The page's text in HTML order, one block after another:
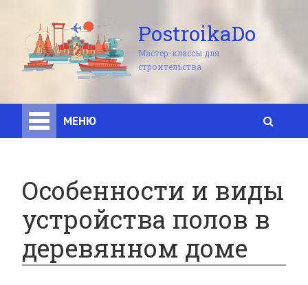
PostroikaDo
Мастер-классы для
строительства
МЕНЮ
Особенности и виды
устройства полов в
деревянном доме